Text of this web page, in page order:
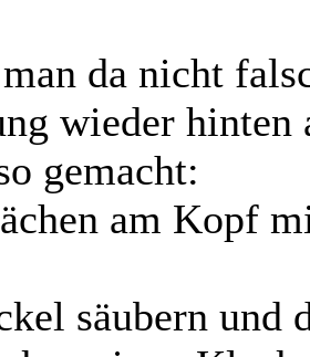
da nicht
wieder hinten
gemacht:
am Kopf
säubern und